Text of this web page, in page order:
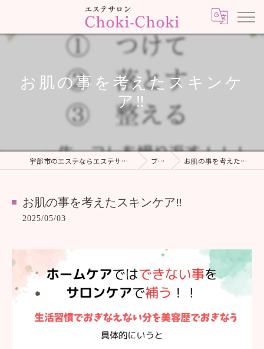
お肌の事を考えたスキンケ
ア‼️
宇部市のエステならエステサロンChoki-Choki ブログ お肌の事を考えたスキンケア‼️
お肌の事を考えたスキンケア‼️
2025/05/03